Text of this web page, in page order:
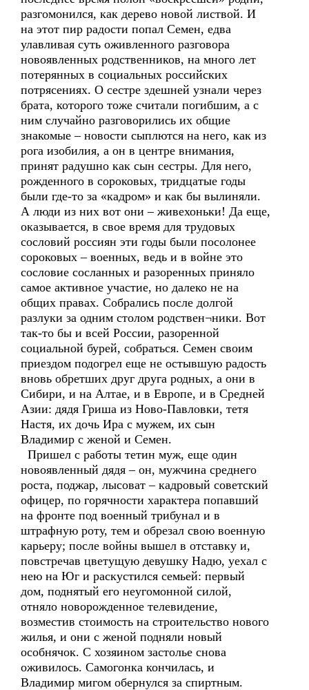
разгомонился, как дерево новой листвой. И
на этот пир радости попал Семен, едва
улавливая суть оживленного разговора
новоявленных родственников, на много лет
потерянных в социальных российских
потрясениях. О сестре здешней узнали через
брата, которого тоже считали погибшим, а с
ним случайно разговорились их общие
знакомые – новости сыплются на него, как из
рога изобилия, а он в центре внимания,
принят радушно как сын сестры. Для него,
рожденного в сороковых, тридцатые годы
были где-то за «кадром» и как бы вылиняли.
А люди из них вот они – живехоньки! Да еще,
оказывается, в свое время для трудовых
сословий россиян эти годы были посолонее
сороковых – военных, ведь и в войне это
сословие сосланных и разоренных приняло
самое активное участие, но далеко не на
общих правах. Собрались после долгой
разлуки за одним столом родствен¬ники. Вот
так-то бы и всей России, разоренной
социальной бурей, собраться. Семен своим
приездом подогрел еще не остывшую радость
вновь обретших друг друга родных, а они в
Сибири, и на Алтае, и в Европе, и в Средней
Азии: дядя Гриша из Ново-Павловки, тетя
Настя, их дочь Ира с мужем, их сын
Владимир с женой и Семен.
Пришел с работы тетин муж, еще один
новоявленный дядя – он, мужчина среднего
роста, поджар, лысоват – кадровый советский
офицер, по горячности характера попавший
на фронте под военный трибунал и в
штрафную роту, тем и обрезал свою военную
карьеру; после войны вышел в отставку и,
повстречав цветущую девушку Надю, уехал с
нею на Юг и раскустился семьей: первый
дом, поднятый его неугомонной силой,
отняло новорожденное телевидение,
возместив стоимость на строительство нового
жилья, и они с женой подняли новый
особнячок. С хозяином застолье снова
оживилось. Самогонка кончилась, и
Владимир мигом обернулся за спиртным.